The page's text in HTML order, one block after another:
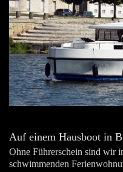
Auf einem Hausboot in
Ohne Führerschein sind wir
schwimmenden